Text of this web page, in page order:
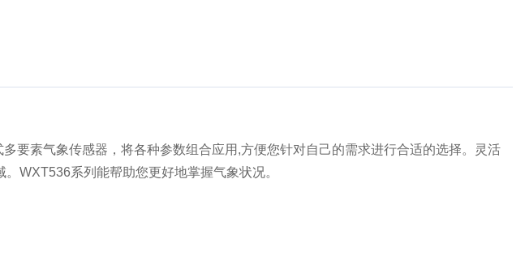
要素气象传感器，将各种参数组合应用,方便您针对自己的需求进行合适的选择。灵活
WXT536系列能帮助您更好地掌握气象状况。